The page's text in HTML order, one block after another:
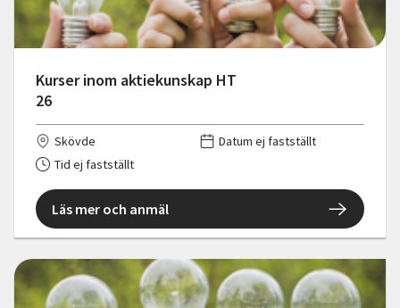
Kurser inom aktiekunskap HT
26
Skövde
Datum ej fastställt
Tid ej fastställt
Läs mer och anmäl